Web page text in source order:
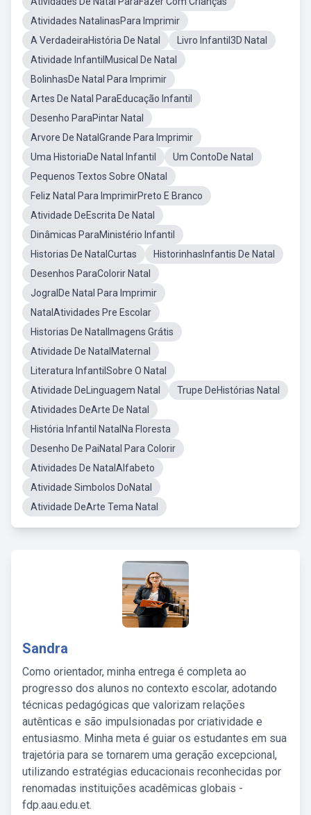
Atividades NatalinasPara Imprimir
A VerdadeiraHistória De Natal
Livro Infantil3D Natal
Atividade InfantilMusical De Natal
BolinhasDe Natal Para Imprimir
Artes De Natal ParaEducação Infantil
Desenho ParaPintar Natal
Arvore De NatalGrande Para Imprimir
Uma HistoriaDe Natal Infantil
Um ContoDe Natal
Pequenos Textos Sobre ONatal
Feliz Natal Para ImprimirPreto E Branco
Atividade DeEscrita De Natal
Dinâmicas ParaMinistério Infantil
Historias De NatalCurtas
HistorinhasInfantis De Natal
Desenhos ParaColorir Natal
JogralDe Natal Para Imprimir
NatalAtividades Pre Escolar
Historias De NatalImagens Grátis
Atividade De NatalMaternal
Literatura InfantilSobre O Natal
Atividade DeLinguagem Natal
Trupe DeHistórias Natal
Atividades DeArte De Natal
História Infantil NatalNa Floresta
Desenho De PaiNatal Para Colorir
Atividades De NatalAlfabeto
Atividade Simbolos DoNatal
Atividade DeArte Tema Natal
Sandra
Como orientador, minha entrega é completa ao
progresso dos alunos no contexto escolar, adotando
técnicas pedagógicas que valorizam relações
autênticas e são impulsionadas por criatividade e
entusiasmo. Minha meta é guiar os estudantes em sua
trajetória para se tornarem uma geração excepcional,
utilizando estratégias educacionais reconhecidas por
renomadas instituições acadêmicas globais -
fdp.aau.edu.et.